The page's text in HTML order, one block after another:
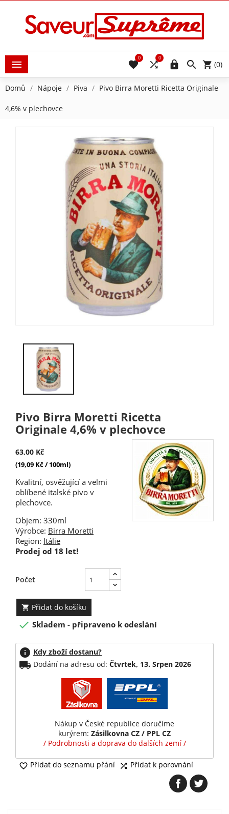
  (0)


0

0
Domů Nápoje Piva Pivo Birra Moretti Ricetta Originale
4,6% v plechovce
Pivo Birra Moretti Ricetta
Originale 4,6% v plechovce
63,00 Kč
(19,09 Kč / 100ml)
Kvalitní, osvěžující a velmi
oblíbené italské pivo v
plechovce.
Objem: 330ml
Výrobce: Birra Moretti
Region: Itálie
Prodej od 18 let!
Počet
 Přidat do košíku
 Skladem - připraveno k odeslání
info Kdy zboží dostanu?
local_shipping Dodání na adresu od: Čtvrtek, 13. Srpen 2026
Nákup v České republice doručíme
kurýrem: Zásilkovna CZ / PPL CZ
/ Podrobnosti a doprava do dalších zemí /
 Přidat do seznamu přání  Přidat k porovnání